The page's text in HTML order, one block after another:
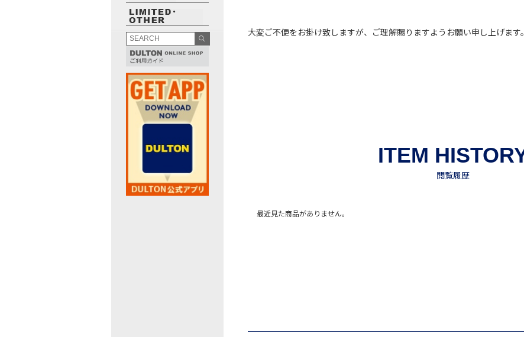
大変ご不便をお掛け致しますが、ご理解賜りますようお願い申し上げます。
最近見た商品がありません。